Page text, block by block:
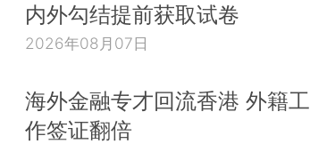
内外勾结提前获取试卷
2026年08月07日
海外金融专才回流香港 外籍工
作签证翻倍